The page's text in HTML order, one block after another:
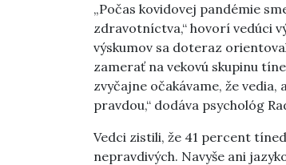
„Počas kovidovej pandémie
zdravotníctva,“ hovorí vedúci
výskumov sa doteraz
zamerať na vekovú skupinu
zvyčajne očakávame, že
pravdou,“ dodáva psychológ
Vedci zistili, že 41 percent
nepravdivých. Navyše ani